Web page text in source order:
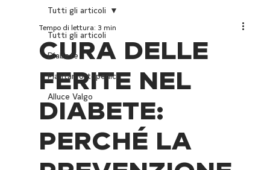
Tutti gli articoli
Diabete
Plantari ortopedici
Alluce Valgo
Tutti gli articoli
CURA DELLE
FERITE NEL
DIABETE:
PERCHÉ LA
Tempo di lettura: 3 min